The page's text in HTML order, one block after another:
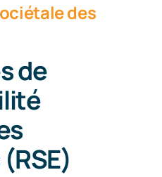
nous ?
des
de